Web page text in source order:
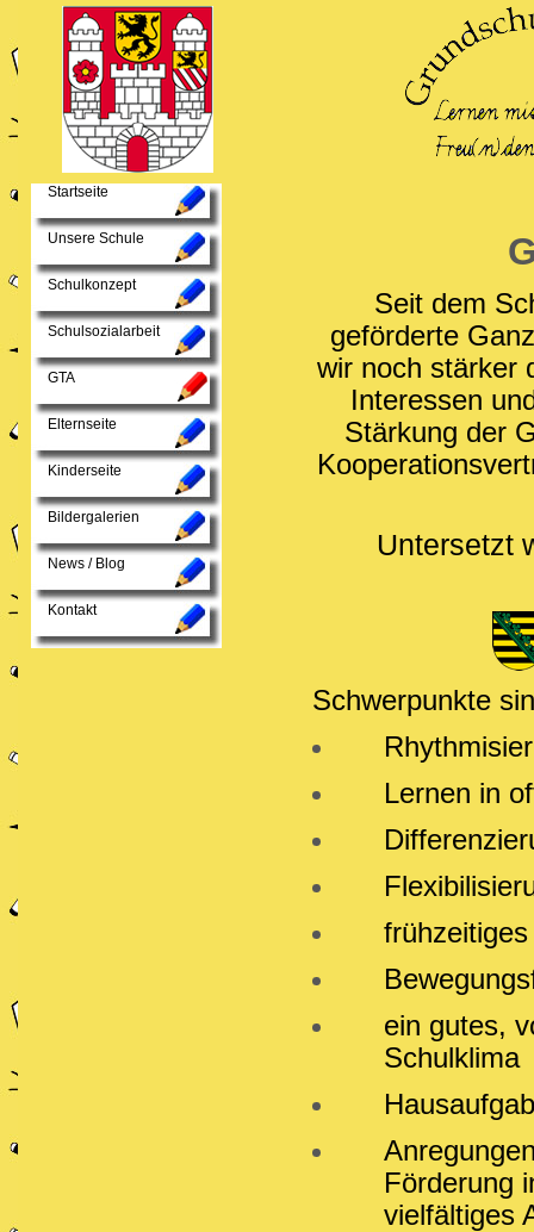
Startseite
Unsere Schule
Schulkonzept
Schulsozialarbeit
GTA
Elternseite
Kinderseite
Bildergalerien
News / Blog
Kontakt
Seit dem
geförderte
wir noch stärker
Interessen
Stärkung der
Untersetzt
Schwerpunkte
Lernen in
ein gutes,
Schulklima
Förderung
vielfältiges